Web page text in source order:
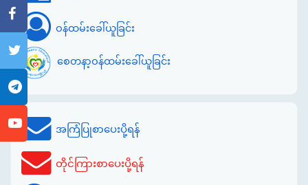
ဝန်ထမ်းခေါ်ယူခြင်း
စေတနာ့ဝန်ထမ်းခေါ်ယူခြင်း
အကြံပြုစာပေးပို့ရန်
တိုင်ကြားစာပေးပို့ရန်